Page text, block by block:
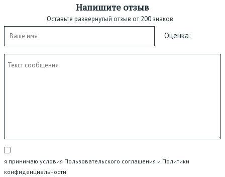
Напишите отзыв
Оставьте развернутый отзыв от 200 знаков
Оценка:
я принимаю условия Пользовательского соглашения и Политики
конфиденциальности